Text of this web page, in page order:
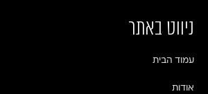
ניווט באתר
עמוד הבית
אודות